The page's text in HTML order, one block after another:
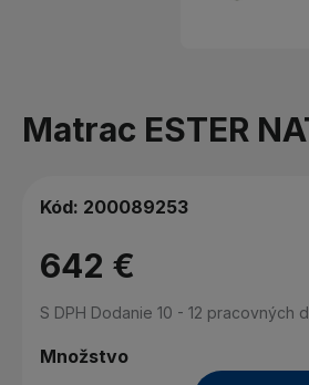
Matrac ESTER
Kód: 200089253
642 €
S DPH Dodanie 10 - 12 pracovných
Množstvo